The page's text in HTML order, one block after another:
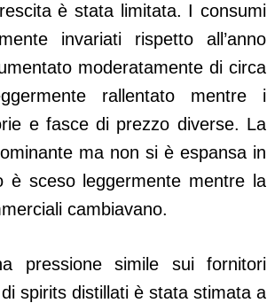
è stata limitata. I consumi
invariati rispetto all’anno
moderatamente di circa
rallentato mentre i
e fasce di prezzo diverse. La
ma non si è espansa in
è sceso leggermente mentre la
cambiavano.
pressione simile sui fornitori
spirits distillati è stata stimata a